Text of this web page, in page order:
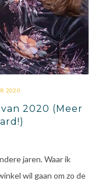
2020
2020 (Meer
jaren. Waar ik
wil gaan om zo de